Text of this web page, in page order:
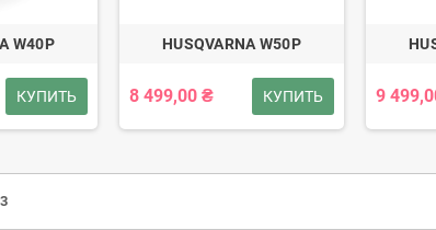
W40P
КУПИТЬ
HUSQVARNA W50P
8 499,00 ₴ КУПИТЬ 9